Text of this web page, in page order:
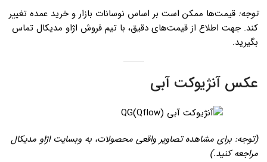
توجه: قیمت‌ها ممکن است بر اساس نوسانات بازار و خرید عمده تغییر
کند. جهت اطلاع از قیمت‌های دقیق، با تیم فروش اژاو مدیکال تماس
بگیرید.
عکس آنژیوکت آبی
(توجه: برای مشاهده تصاویر واقعی محصولات، به وبسایت اژاو مدیکال
مراجعه کنید.)